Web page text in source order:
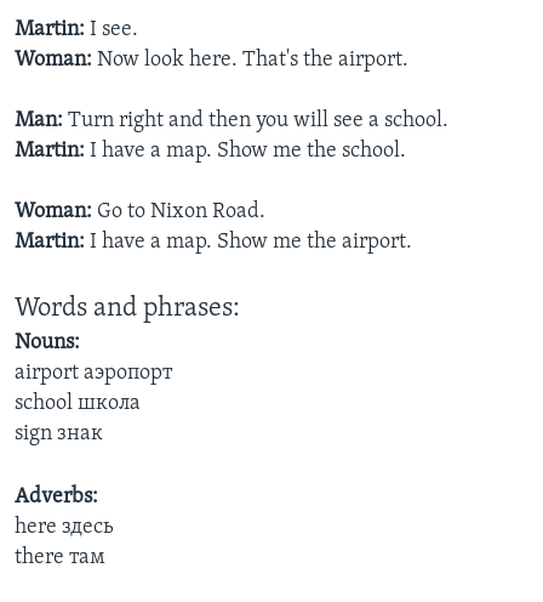
Martin: I see.
Woman: Now look here. That's the airport.
Man: Turn right and then you will see a school.
Martin: I have a map. Show me the school.
Woman: Go to Nixon Road.
Martin: I have a map. Show me the airport.
Words and phrases:
Nouns:
airport аэропорт
school школа
sign знак
Adverbs:
here здесь
there там